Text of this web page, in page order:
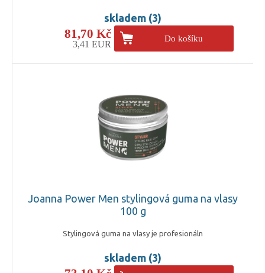
skladem (3)
81,70 Kč
3,41 EUR
Do košíku
Joanna Power Men stylingová guma na vlasy
100 g
Stylingová guma na vlasy je profesionáln
skladem (3)